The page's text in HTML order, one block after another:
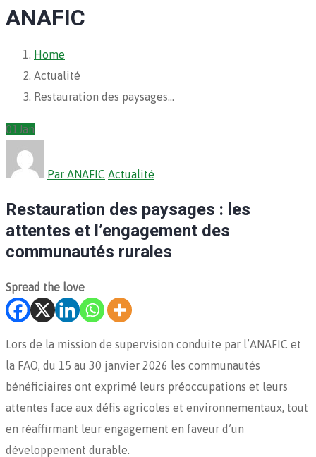
ANAFIC
Home
Actualité
Restauration des paysages…
01 Jan
Par ANAFIC Actualité
Restauration des paysages : les
attentes et l’engagement des
communautés rurales
Spread the love
Lors de la mission de supervision conduite par l’ANAFIC et
la FAO, du 15 au 30 janvier 2026 les communautés
bénéficiaires ont exprimé leurs préoccupations et leurs
attentes face aux défis agricoles et environnementaux, tout
en réaffirmant leur engagement en faveur d’un
développement durable.